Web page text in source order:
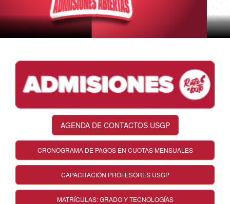
AGENDA DE CONTACTOS USGP
CRONOGRAMA DE PAGOS EN CUOTAS MENSUALES
CAPACITACIÓN PROFESORES USGP
MATRÍCULAS: GRADO Y TECNOLOGÍAS